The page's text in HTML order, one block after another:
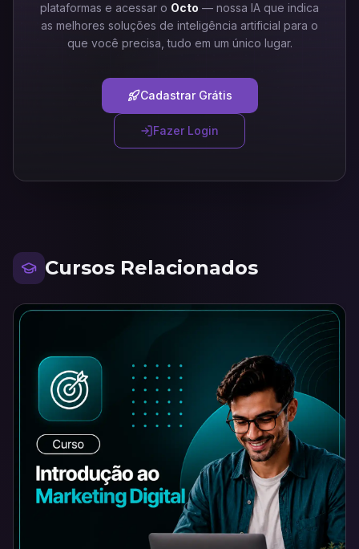
plataformas e acessar o Octo — nossa IA que indica
as melhores soluções de inteligência artificial para o
que você precisa, tudo em um único lugar.
Cadastrar Grátis
Fazer Login
Cursos Relacionados